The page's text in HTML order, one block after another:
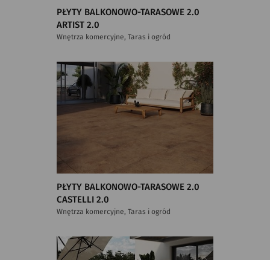
PŁYTY BALKONOWO-TARASOWE 2.0
ARTIST 2.0
Wnętrza komercyjne, Taras i ogród
PŁYTY BALKONOWO-TARASOWE 2.0
CASTELLI 2.0
Wnętrza komercyjne, Taras i ogród